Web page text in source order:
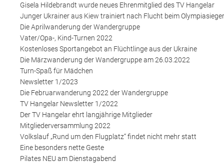
Gisela Hildebrandt wurde neues Ehrenmitglied des TV Hangelar
Junger Ukrainer aus Kiew trainiert nach Flucht beim Olympiasieger
Die Aprilwanderung der Wandergruppe
Vater/Opa-, Kind-Turnen 2022
Kostenloses Sportangebot an Flüchtlinge aus der Ukraine
Die Märzwanderung der Wandergruppe am 26.03.2022
Turn-Spaß für Mädchen
Newsletter 1/2023
Die Februarwanderung 2022 der Wandergruppe
TV Hangelar Newsletter 1/2022
Der TV Hangelar ehrt langjährige Mitglieder
Mitgliederversammlung 2022
Volkslauf „Rund um den Flugplatz“ findet nicht mehr statt
Eine besonders nette Geste
Pilates NEU am Dienstagabend